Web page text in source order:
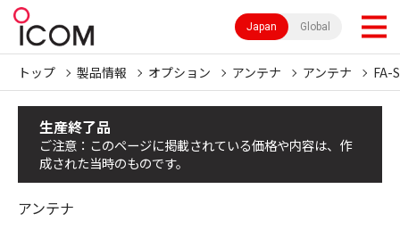
Japan Global
トップ 製品情報 オプション アンテナ アンテナ FA-
生産終了品
ご注意：このページに掲載されている価格や内容は、作
成された当時のものです。
アンテナ